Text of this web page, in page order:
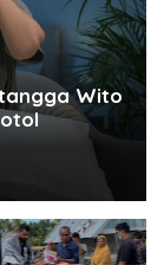
Wito